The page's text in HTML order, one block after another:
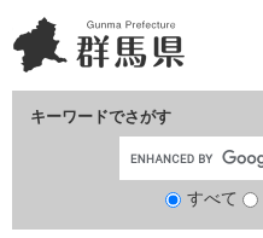
ー
ジ
ニ
ュ
て
キーワードでさがす
すべて